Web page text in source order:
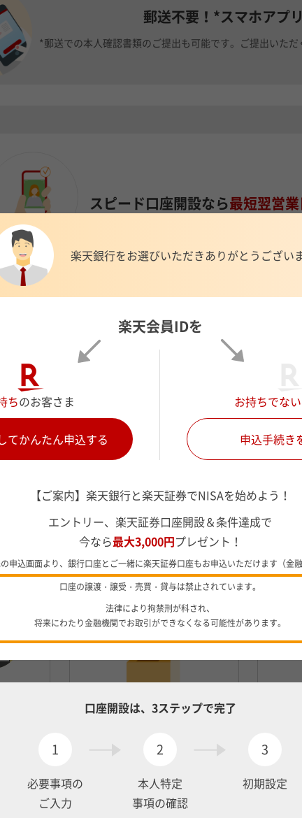
郵送不要！*スマホアプ
*郵送での本人確認書類のご提出も可能です。ご提出いた
スピード口座開設なら最短翌営
口座開設の詳細はこちら
楽天銀行で口座開設
メリット
ATM手数料：0円
普通預金が
好金利
楽天銀行をお選びいただきありがとうござい
楽天会員IDを
ちのお客さま
てかんたん申込する
お持ちでない
申込手続き
【ご案内】楽天銀行と楽天証券でNISAを始めよう！
エントリー、楽天証券口座開設＆条件達成で
今なら最大3,000円プレゼント！
申込画面より、銀行口座とご一緒に楽天証券口座もお申込いただけます（金融
口座の譲渡・譲受・売買・貸与は禁止されています。
法律により拘禁刑が科され、
将来にわたり金融機関でお取引ができなくなる可能性があります。
口座開設は、3ステップで完了
1
必要事項の
ご入力
2
本人特定
事項の確認
3
初期設定